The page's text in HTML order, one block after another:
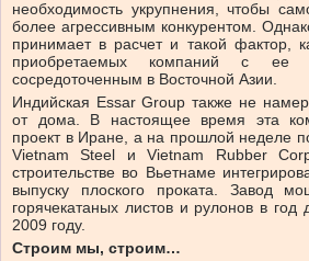
необходимость укрупнения, чтобы
более агрессивным конкурентом.
принимает в расчет и такой фактор,
приобретаемых компаний с ее
сосредоточенным в Восточной Азии.
Индийская Essar Group также не
от дома. В настоящее время эта
проект в Иране, а на прошлой неделе
Vietnam Steel и Vietnam Rubber
строительстве во Вьетнаме
выпуску плоского проката. Завод
горячекатаных листов и рулонов в год
2009 году.
Строим мы, строим…